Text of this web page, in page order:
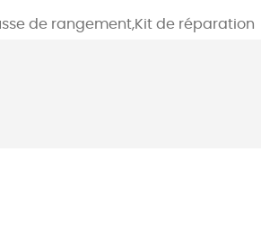
de rangement,Kit de réparation